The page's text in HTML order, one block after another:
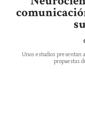
Unos estudios presentan
propuestas